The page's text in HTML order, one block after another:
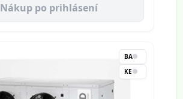
Nákup po prihlásení
BA
KE